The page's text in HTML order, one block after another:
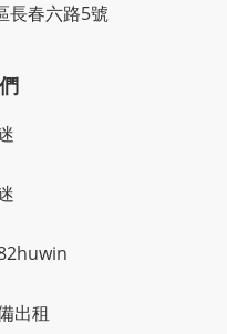
長春六路5號
出租